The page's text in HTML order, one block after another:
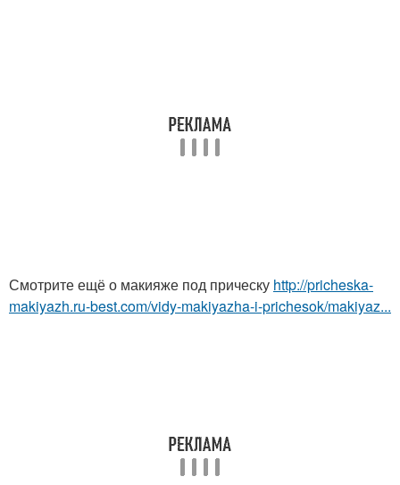
Смотрите ещё о макияже под прическу http://pricheska-
makiyazh.ru-best.com/vidy-makiyazha-i-prichesok/makiyaz...